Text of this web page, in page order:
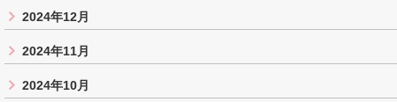
2024年12月
2024年11月
2024年10月